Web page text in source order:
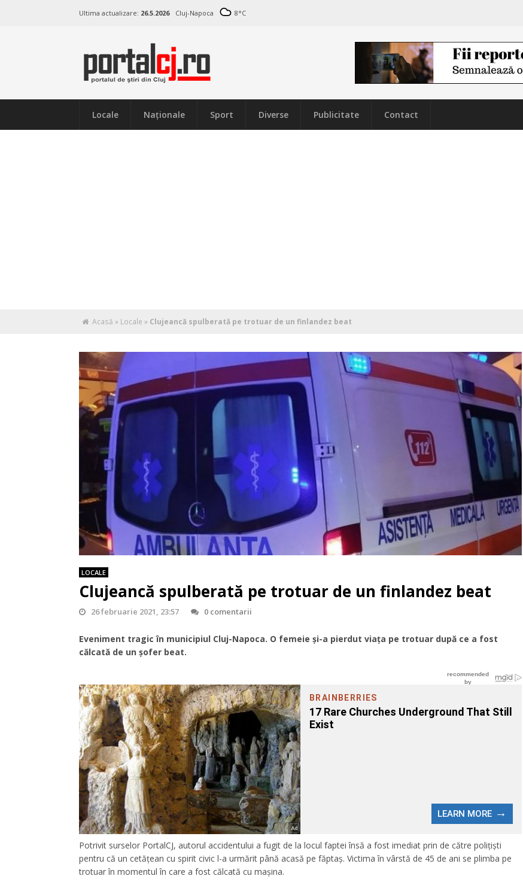
Ultima actualizare: 26.5.2026 Cluj-Napoca 8°C
Locale Naţionale Sport Diverse Publicitate Contact
Acasă » Locale » Clujeancă spulberată pe trotuar de un finlandez beat
LOCALE
Clujeancă spulberată pe trotuar de un finlandez beat
26 februarie 2021, 23:57 0 comentarii
Eveniment tragic în municipiul Cluj-Napoca. O femeie și-a pierdut viața pe trotuar după ce a fost
călcată de un șofer beat.
Potrivit surselor PortalCJ, autorul accidentului a fugit de la locul faptei însă a fost imediat prin de către polițiști
pentru că un cetățean cu spirit civic l-a urmărit până acasă pe făptaș. Victima în vârstă de 45 de ani se plimba pe
trotuar în momentul în care a fost călcată cu mașina.